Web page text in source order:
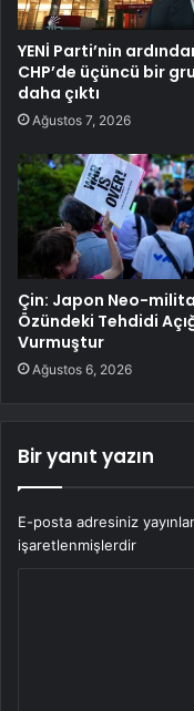
YENİ Parti’nin
CHP’de üçüncü bir
daha çıktı
Ağustos 7, 2026
Çin: Japon Neo-
Özündeki Tehdidi
Vurmuştur
Ağustos 6, 2026
Bir yanıt yazın
E-posta adresiniz
işaretlenmişlerdir